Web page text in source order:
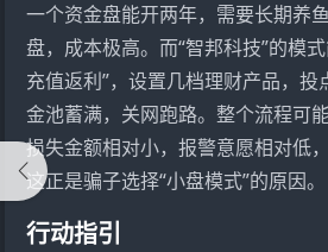
一个资金盘能开两年，需要长期养
盘，成本极高。而“智邦科技”的模
充值返利”，设置几档理财产品，投
金池蓄满，关网跑路。整个流程可
损失金额相对小，报警意愿相对
这正是骗子选择“小盘模式”的原因。
行动指引